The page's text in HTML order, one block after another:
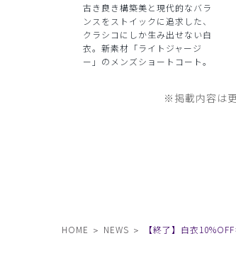
古き良き構築美と現代的なバラ
ンスをストイックに追求した、
クラシコにしか生み出せない白
衣。新素材「ライトジャージ
ー」のメンズショートコート。
※掲載内容は
HOME NEWS 【終了】白衣